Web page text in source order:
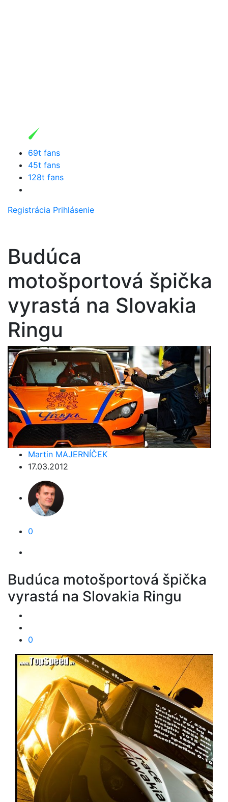
69t fans
45t fans
128t fans
Registrácia Prihlásenie
Budúca
motošportová špička
vyrastá na Slovakia
Ringu
Martin MAJERNÍČEK
17.03.2012
0
Budúca motošportová špička
vyrastá na Slovakia Ringu
0